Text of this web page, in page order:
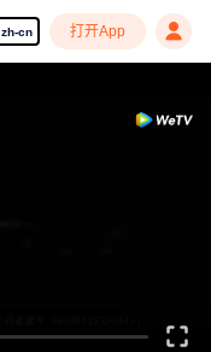
zh-cn 打开App